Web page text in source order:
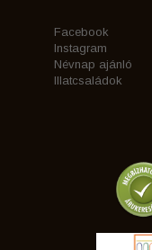
Facebook
Instagram
Névnap ajánló
Illatcsaládok